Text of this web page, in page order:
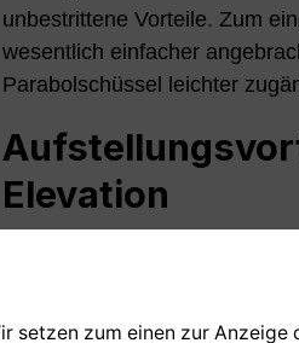
unbestrittene Vorteile. Zum
wesentlich einfacher
Parabolschüssel leichter
Elevation
Die untenstehende Grafik
hervorragende Position der
Bundesrepublik